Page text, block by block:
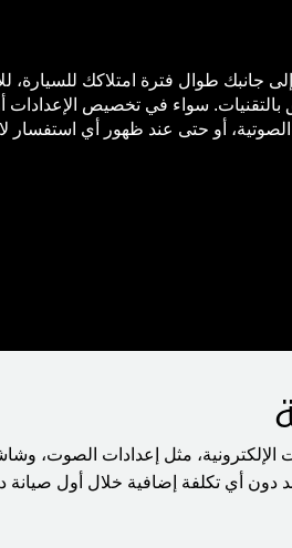
جانبك طوال فترة امتلاكك للسيارة،
سواء في تخصيص الإعدادات
الصوتية، أو حتى عند ظهور أي
مثل إعدادات الصوت،
أي تكلفة إضافية خلال أول صيانة